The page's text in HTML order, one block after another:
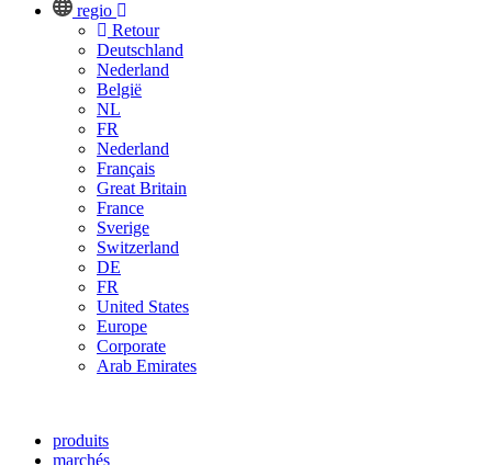
regio
Retour
Deutschland
Nederland
België
NL
FR
Nederland
Français
Great Britain
France
Sverige
Switzerland
DE
FR
United States
Europe
Corporate
Arab Emirates
produits
marchés